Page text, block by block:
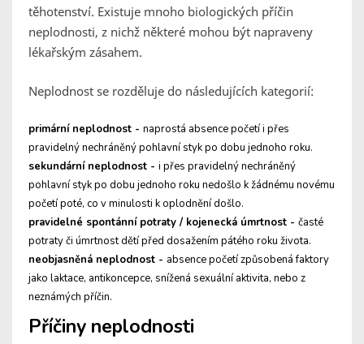
těhotenství. Existuje mnoho biologických příčin
neplodnosti, z nichž některé mohou být napraveny
lékařským zásahem.
Neplodnost se rozděluje do následujících kategorií:
primární neplodnost - naprostá absence početí i přes
pravidelný nechráněný pohlavní styk po dobu jednoho roku.
sekundární neplodnost - i přes pravidelný nechráněný
pohlavní styk po dobu jednoho roku nedošlo k žádnému novému
početí poté, co v minulosti k oplodnění došlo.
pravidelné spontánní potraty / kojenecká úmrtnost - časté
potraty či úmrtnost dětí před dosažením pátého roku života.
neobjasněná neplodnost - absence početí způsobená faktory
jako laktace, antikoncepce, snížená sexuální aktivita, nebo z
neznámých příčin.
Příčiny neplodnosti